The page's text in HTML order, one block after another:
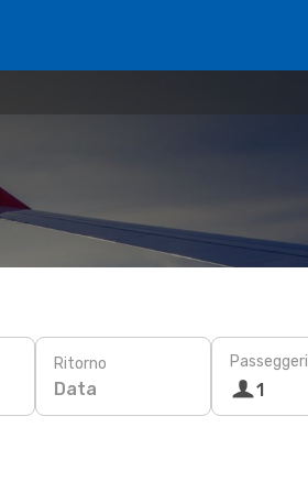
Ritorno
Data
Passeggeri
1